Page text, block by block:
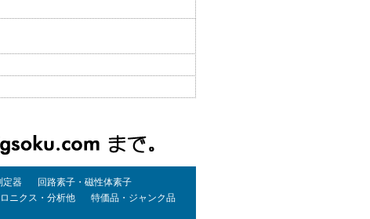
定器
回路素子・磁性体素子
ニクス・分析他 特価品・ジャンク品